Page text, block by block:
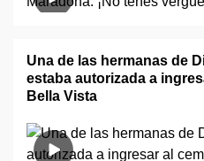
Una de las hermanas de
estaba autorizada a
Bella Vista